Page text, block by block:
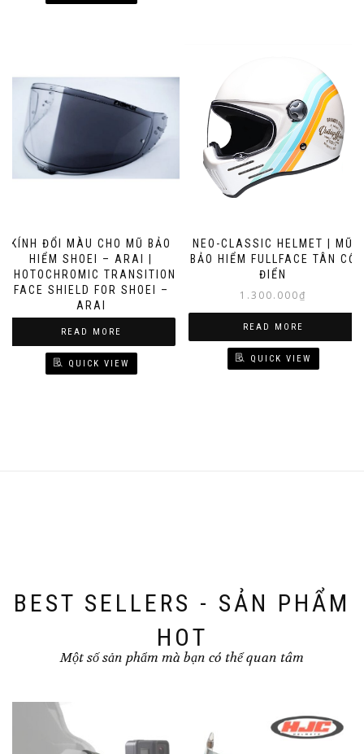
KÍNH ĐỔI MÀU CHO MŨ BẢO
HIỂM SHOEI – ARAI |
PHOTOCHROMIC TRANSITION
FACE SHIELD FOR SHOEI –
ARAI
READ MORE
QUICK VIEW
NEO-CLASSIC HELMET | MŨ
BẢO HIỂM FULLFACE TÂN CỔ
ĐIỂN
1.300.000₫
READ MORE
QUICK VIEW
BEST SELLERS - SẢN PHẨM
HOT
Một số sản phẩm mà bạn có thể quan tâm